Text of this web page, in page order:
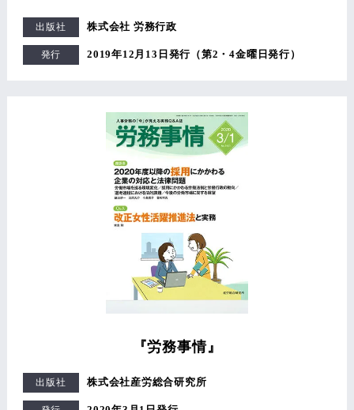
出版社 株式会社 労務行政
発行 2019年12月13日発行（第2・4金曜日発行）
『労務事情』
出版社 株式会社産労総合研究所